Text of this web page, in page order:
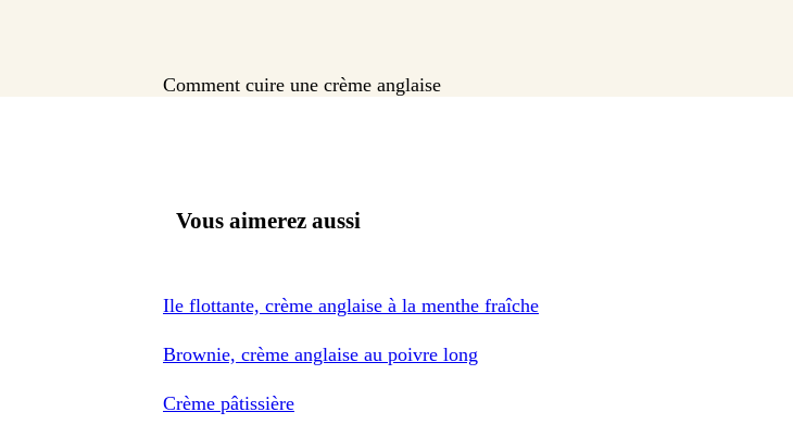
Comment cuire une crème anglaise
Vous aimerez aussi
Ile flottante, crème anglaise à la menthe fraîche
Brownie, crème anglaise au poivre long
Crème pâtissière